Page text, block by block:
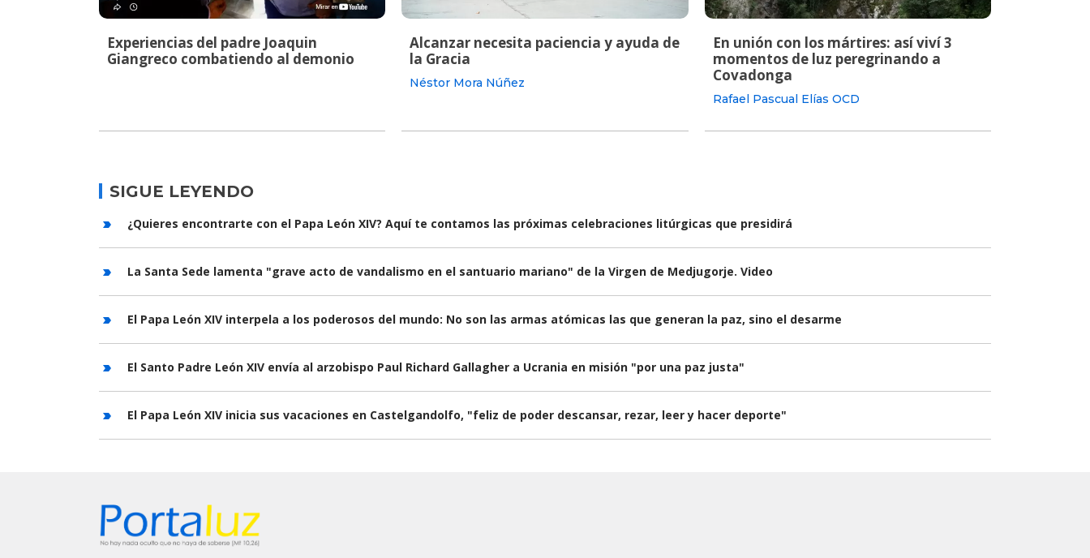
Experiencias del padre Joaquin
Giangreco combatiendo al demonio
Alcanzar necesita paciencia y ayuda de
la Gracia
Néstor Mora Núñez
En unión con los mártires: así viví 3
momentos de luz peregrinando a
Covadonga
Rafael Pascual Elías OCD
SIGUE LEYENDO
¿Quieres encontrarte con el Papa León XIV? Aquí te contamos las próximas celebraciones litúrgicas que presidirá
La Santa Sede lamenta "grave acto de vandalismo en el santuario mariano" de la Virgen de Medjugorje. Video
El Papa León XIV interpela a los poderosos del mundo: No son las armas atómicas las que generan la paz, sino el desarme
El Santo Padre León XIV envía al arzobispo Paul Richard Gallagher a Ucrania en misión "por una paz justa"
El Papa León XIV inicia sus vacaciones en Castelgandolfo, "feliz de poder descansar, rezar, leer y hacer deporte"